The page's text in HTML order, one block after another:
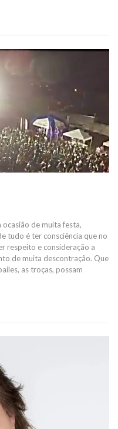
ocasião de muita festa,
tudo é ter consciência que no
respeito e consideração a
de muita descontração. Que
as troças, possam